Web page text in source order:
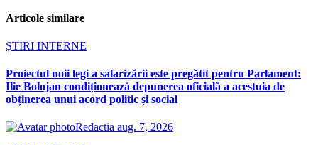
Articole similare
ȘTIRI INTERNE
Proiectul noii legi a salarizării este pregătit pentru Parlament:
Ilie Bolojan condiționează depunerea oficială a acestuia de
obținerea unui acord politic și social
Redactia aug. 7, 2026